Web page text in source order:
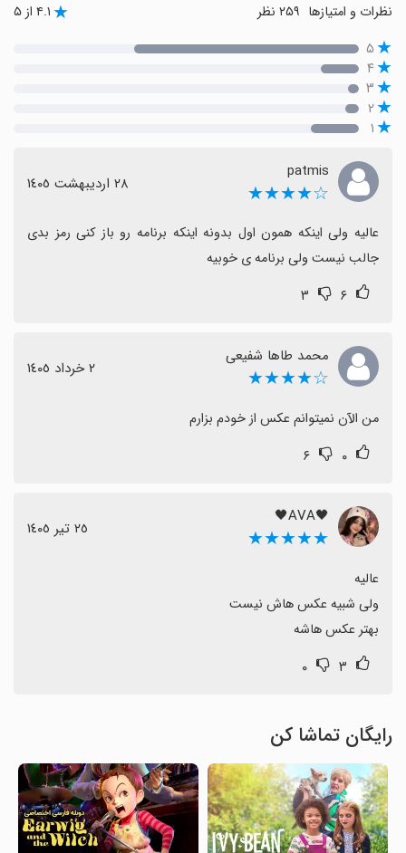
نظرات و امتیازها ۴.۱ از ۵
۵
۴
۳
۲
۱
patmis
☆★★★★ ٢٨ اردیبهشت ١٤٠٥
جالب نیست ولی برنامه ی خوبیه
۶ ۳
محمد طاها شفیعی
☆★★★★ ٢ خرداد ١٤٠٥
من الآن نمیتوانم عکس از خودم بزارم
۰ ۶
🖤AVA🖤
★★★★★ ٢٥ تیر ١٤٠٥
بهتر عکس هاشه
۳ ۰
رایگان تماشا کن